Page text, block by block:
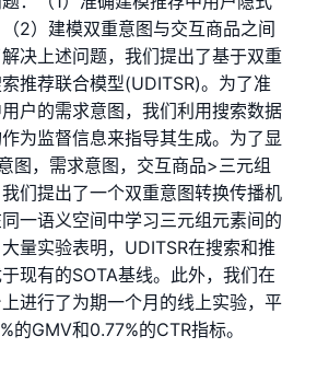
2）建模双重意图与交互商品之间
决上述问题，我们提出了基于双重
推荐联合模型(UDITSR)。为了准
户的需求意图，我们利用搜索数据
为监督信息来指导其生成。为了显
图，需求意图，交互商品>三元组
们提出了一个双重意图转换传播机
一语义空间中学习三元组元素间的
量实验表明，UDITSR在搜索和推
现有的SOTA基线。此外，我们在
进行了为期一个月的线上实验，平
的GMV和0.77%的CTR指标。